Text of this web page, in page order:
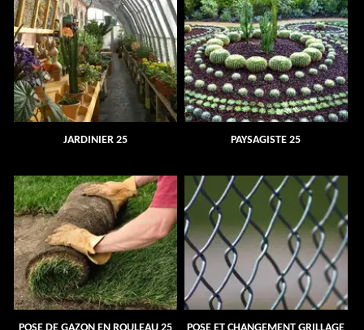
JARDINIER 25 PAYSAGISTE 25